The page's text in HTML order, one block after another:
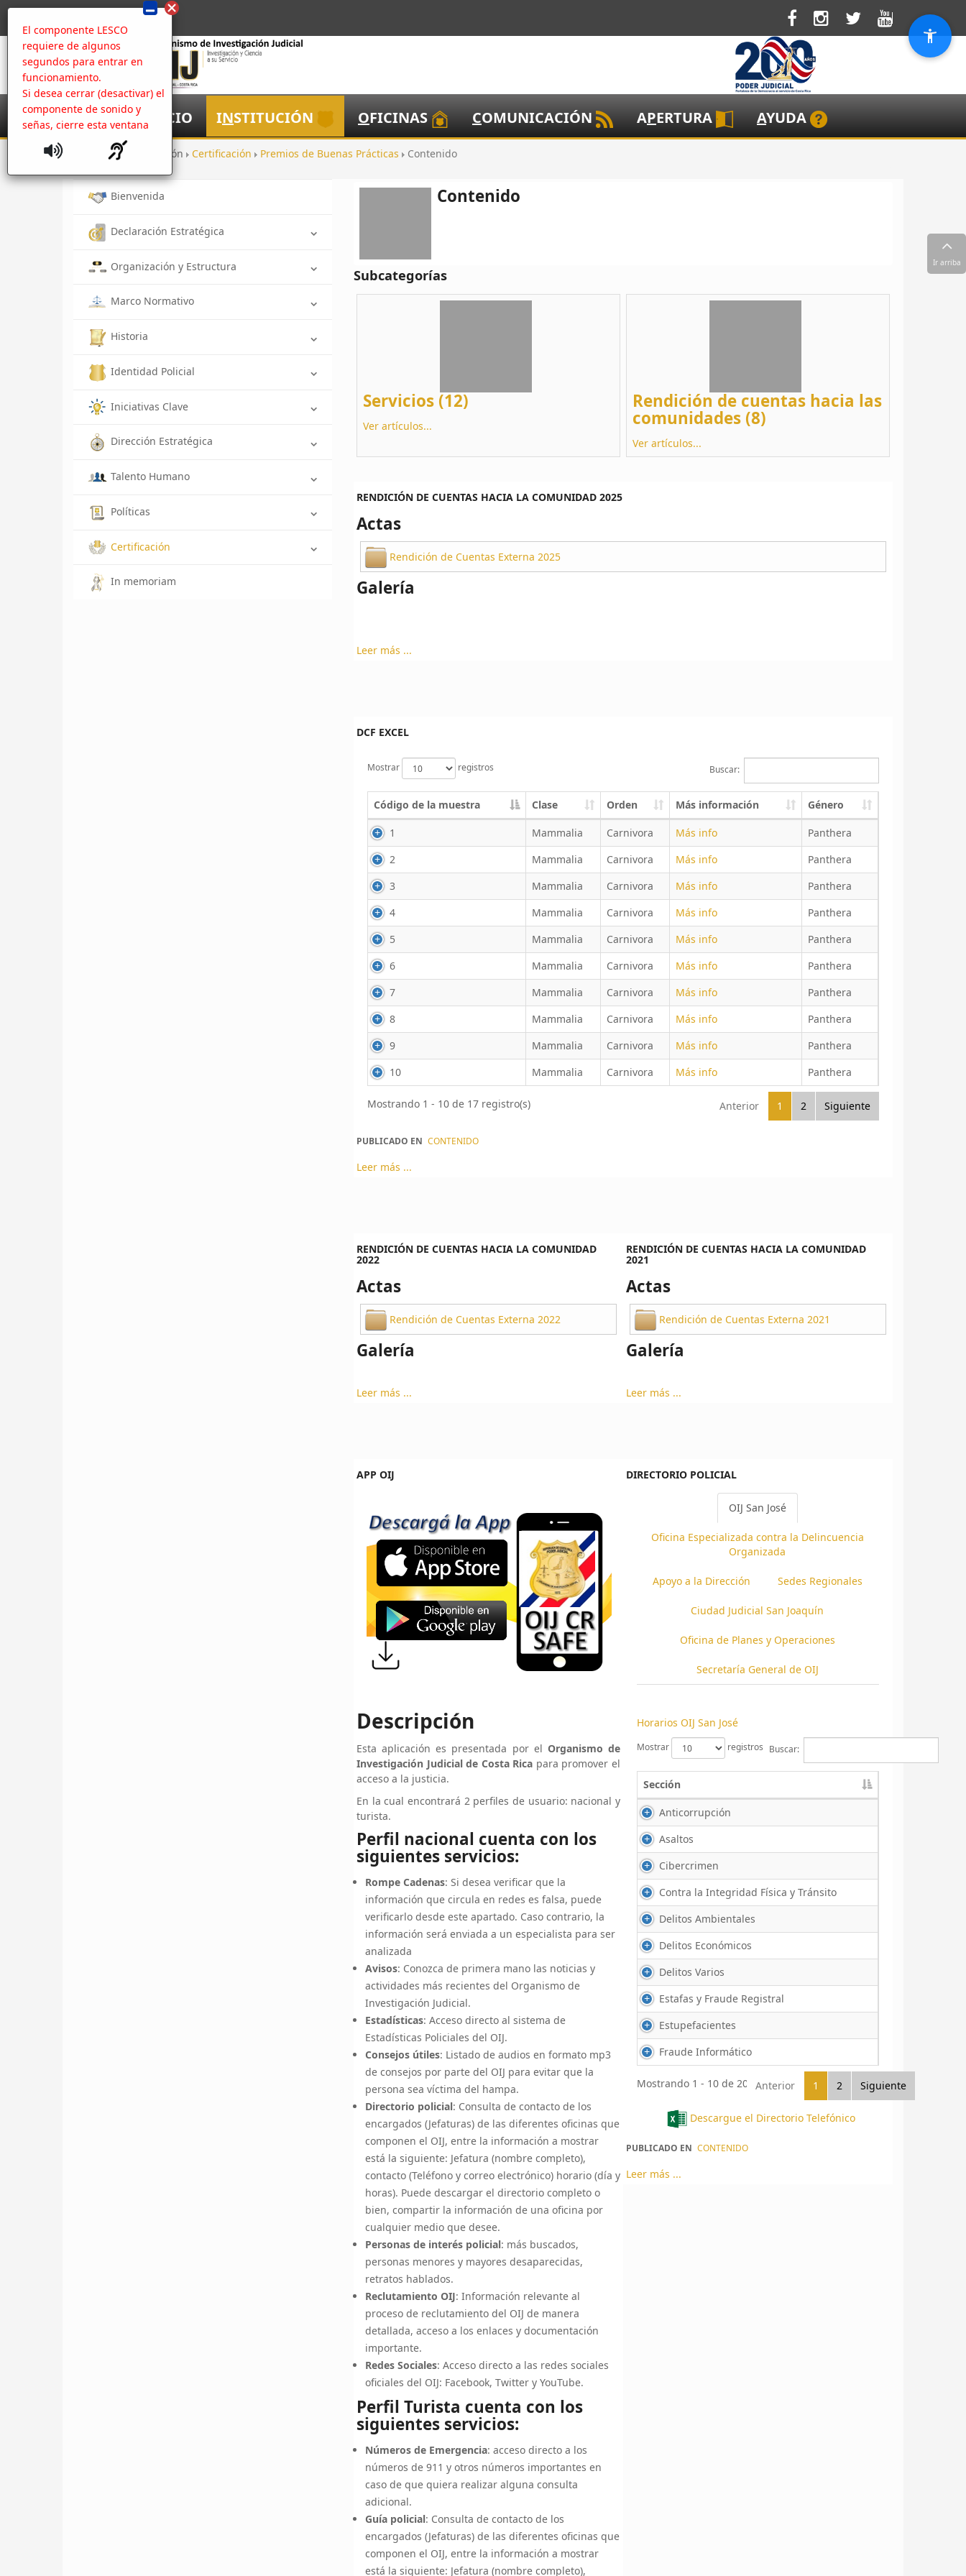
El componente LESCO
requiere de algunos
segundos para entrar en
funcionamiento.
Si desea cerrar (desactivar) el
componente de sonido y
señas, cierre esta ventana
NICIO INSTITUCIÓN OFICINAS COMUNICACIÓN APERTURA AYUDA
Inicio Institución Certificación Premios de Buenas Prácticas Contenido
Bienvenida
Declaración Estratégica
Organización y Estructura
Marco Normativo
Historia
Identidad Policial
Iniciativas Clave
Dirección Estratégica
Talento Humano
Políticas
Certificación
In memoriam
Contenido
Subcategorías
Servicios (12)
Ver artículos...
Rendición de cuentas hacia las
comunidades (8)
Ver artículos...
RENDICIÓN DE CUENTAS HACIA LA COMUNIDAD 2025
Actas
Rendición de Cuentas Externa 2025
Galería
Leer más ...
DCF EXCEL
Mostrar registros Buscar:
Código de la muestra Clase Orden Más información Género
1 Mammalia Carnivora Más info
Panthera
2
Mammalia Carnivora Más info
Panthera
3
Mammalia Carnivora Más info
Panthera
4
Mammalia Carnivora Más info
Panthera
5
Mammalia Carnivora Más info
Panthera
6
Mammalia Carnivora Más info
Panthera
7
Mammalia Carnivora Más info
Panthera
8
Mammalia Carnivora Más info
Panthera
9
Mammalia Carnivora Más info
Panthera
10
Mammalia Carnivora Más info Panthera
Mostrando 1 - 10 de 17 registro(s) Anterior 1 2 Siguiente
PUBLICADO EN CONTENIDO
Leer más ...
RENDICIÓN DE CUENTAS HACIA LA COMUNIDAD
2022
Actas
Rendición de Cuentas Externa 2022
Galería
Leer más ...
RENDICIÓN DE CUENTAS HACIA LA COMUNIDAD
2021
Actas
Rendición de Cuentas Externa 2021
Galería
Leer más ...
APP OIJ
Descripción
Esta aplicación es presentada por el Organismo de
Investigación Judicial de Costa Rica para promover el
acceso a la justicia.
En la cual encontrará 2 perfiles de usuario: nacional y
turista.
Perfil nacional cuenta con los
siguientes servicios:
Rompe Cadenas: Si desea verificar que la
información que circula en redes es falsa, puede
verificarlo desde este apartado. Caso contrario, la
información será enviada a un especialista para ser
analizada
Avisos: Conozca de primera mano las noticias y
actividades más recientes del Organismo de
Investigación Judicial.
Estadísticas: Acceso directo al sistema de
Estadísticas Policiales del OIJ.
Consejos útiles: Listado de audios en formato mp3
de consejos por parte del OIJ para evitar que la
persona sea víctima del hampa.
Directorio policial: Consulta de contacto de los
encargados (Jefaturas) de las diferentes oficinas que
componen el OIJ, entre la información a mostrar
está la siguiente: Jefatura (nombre completo),
contacto (Teléfono y correo electrónico) horario (día y
horas). Puede descargar el directorio completo o
bien, compartir la información de una oficina por
cualquier medio que desee.
Personas de interés policial: más buscados,
personas menores y mayores desaparecidas,
retratos hablados.
Reclutamiento OIJ: Información relevante al
proceso de reclutamiento del OIJ de manera
detallada, acceso a los enlaces y documentación
importante.
Redes Sociales: Acceso directo a las redes sociales
oficiales del OIJ: Facebook, Twitter y YouTube.
Perfil Turista cuenta con los
siguientes servicios:
Números de Emergencia: acceso directo a los
números de 911 y otros números importantes en
caso de que quiera realizar alguna consulta
adicional.
Guía policial: Consulta de contacto de los
encargados (Jefaturas) de las diferentes oficinas que
componen el OIJ, entre la información a mostrar
está la siguiente: Jefatura (nombre completo),
DIRECTORIO POLICIAL
OIJ San José
Oficina Especializada contra la Delincuencia
Organizada
Apoyo a la Dirección Sedes Regionales
Ciudad Judicial San Joaquín
Oficina de Planes y Operaciones
Secretaría General de OIJ
Horarios OIJ San José
Mostrar registros Buscar:
Sección
Anticorrupción
Asaltos
Cibercrimen
Contra la Integridad Física y Tránsito
Delitos Ambientales
Delitos Económicos
Delitos Varios
Estafas y Fraude Registral
Estupefacientes
Fraude Informático
Mostrando 1 - 10 de 20 registro(s)
Anterior 1 2 Siguiente
Descargue el Directorio Telefónico
PUBLICADO EN CONTENIDO
Leer más ...
Ir arriba